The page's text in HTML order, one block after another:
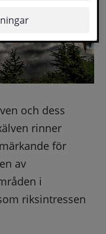
och dess
rinner
för
av
i
riksintressen